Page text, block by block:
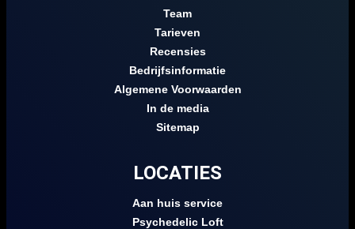
Team
Tarieven
Recensies
Bedrijfsinformatie
Algemene Voorwaarden
In de media
Sitemap
LOCATIES
Aan huis service
Psychedelic Loft